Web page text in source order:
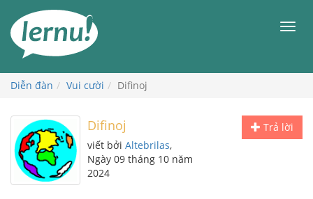
đến
phần
dung
Diễn đàn Vui cười Difinoj
Trả lời
Difinoj
viết bởi Altebrilas,
Ngày 09 tháng 10 năm
2024